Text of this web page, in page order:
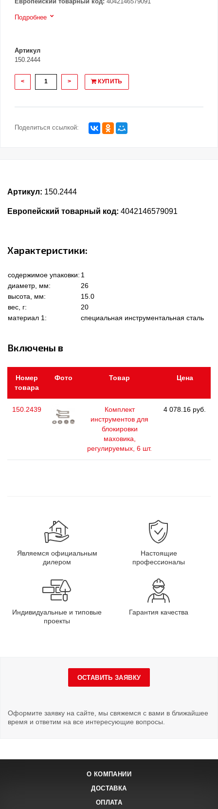
Подробнее
Артикул
150.2444
< > КУПИТЬ
Поделиться ссылкой:
Артикул: 150.2444
Европейский товарный код: 4042146579091
Характеристики:
содержимое упаковки: 1
диаметр, мм:
26
высота, мм:
15.0
вес, г:
20
материал 1:
специальная инструментальная сталь
Включены в
Номер
товара
Фото Товар Цена
150.2439
Комплект
инструментов для
блокировки
маховика,
регулируемых, 6 шт.
4 078.16 руб.
Являемся официальным
дилером
Настоящие
профессионалы
Индивидуальные и типовые
проекты
Гарантия качества
ОСТАВИТЬ ЗАЯВКУ
Оформите заявку на сайте, мы свяжемся с вами в ближайшее
время и ответим на все интересующие вопросы.
О КОМПАНИИ
ДОСТАВКА
ОПЛАТА